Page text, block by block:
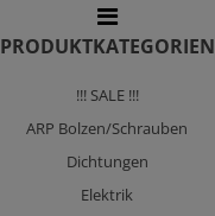
PRODUKTKATEGORIEN
!!! SALE !!!
ARP Bolzen/Schrauben
Dichtungen
Elektrik